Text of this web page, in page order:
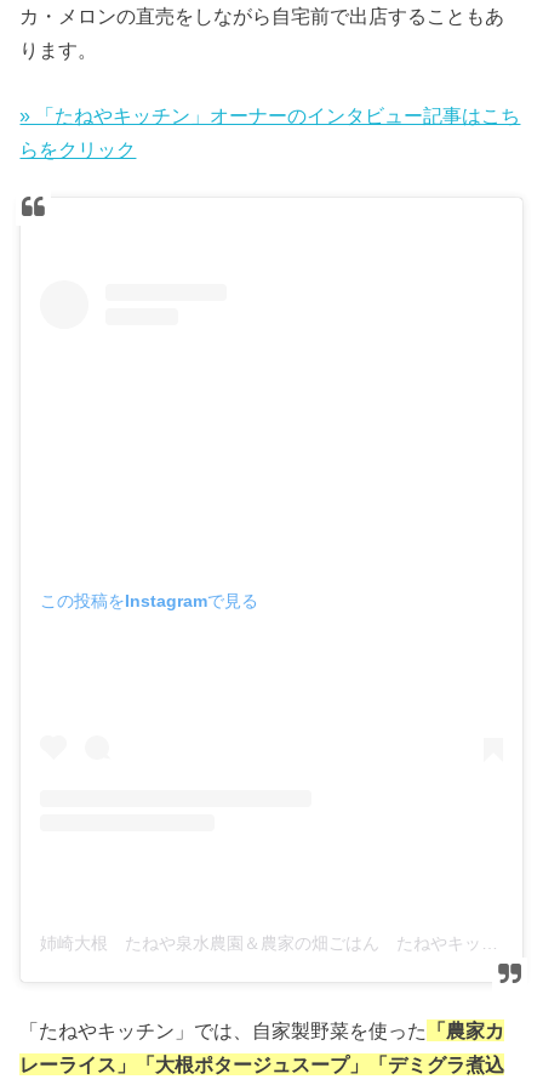
カ・メロンの直売をしながら自宅前で出店することもあ
ります。
» 「たねやキッチン」オーナーのインタビュー記事はこち
らをクリック
この投稿をInstagramで見る
「たねやキッチン」では、自家製野菜を使った
「農家カ
レーライス」「大根ポタージュスープ」「デミグラ煮込